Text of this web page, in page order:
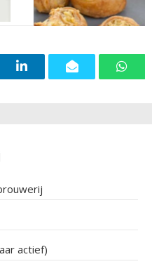
actief)